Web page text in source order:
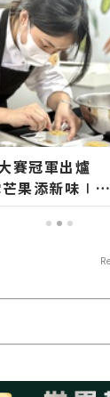
賽冠軍出爐
果添新味∣花
類新聞－最快
新的在地資